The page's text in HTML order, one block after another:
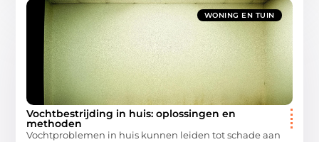
WONING EN TUIN
Vochtbestrijding in huis: oplossingen en
methoden
Vochtproblemen in huis kunnen leiden tot schade aan